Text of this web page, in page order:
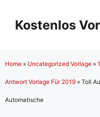
Inhalt
springen
Kostenlos
Home » Uncategorized Vorlage »
Antwort Vorlage Für 2019 » Toll
Automatische